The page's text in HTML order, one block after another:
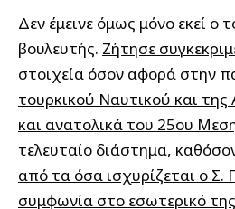
Δεν έμεινε όμως μόνο εκεί ο
βουλευτής. Ζήτησε
στοιχεία όσον αφορά στην
τουρκικού Ναυτικού και
και ανατολικά του 25ου
τελευταίο διάστημα,
από τα όσα ισχυρίζεται ο Σ.
συμφωνία στο εσωτερικό